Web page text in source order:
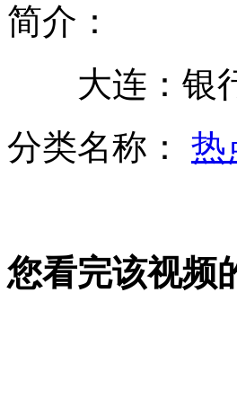
男子入室盗窃反被女主人敲诈
看啥啥输 英国首相卡梅伦遭埋
简介：
大连：银行
分类名称： 热
您看完该视频